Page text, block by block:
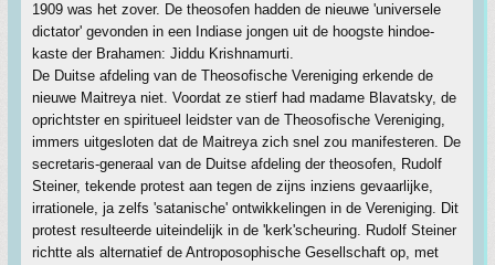
1909 was het zover. De theosofen hadden de nieuwe 'universele
dictator' gevonden in een Indiase jongen uit de hoogste hindoe-
kaste der Brahamen: Jiddu Krishnamurti.
De Duitse afdeling van de Theosofische Vereniging erkende de
nieuwe Maitreya niet. Voordat ze stierf had madame Blavatsky, de
oprichtster en spiritueel leidster van de Theosofische Vereniging,
immers uitgesloten dat de Maitreya zich snel zou manifesteren. De
secretaris-generaal van de Duitse afdeling der theosofen, Rudolf
Steiner, tekende protest aan tegen de zijns inziens gevaarlijke,
irrationele, ja zelfs 'satanische' ontwikkelingen in de Vereniging. Dit
protest resulteerde uiteindelijk in de 'kerk'scheuring. Rudolf Steiner
richtte als alternatief de Antroposophische Gesellschaft op, met